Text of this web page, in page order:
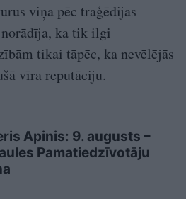
viņa pēc traģēdijas
ka tik ilgi
tikai tāpēc, ka nevēlējās
vīra reputāciju.
Apinis: 9. augusts –
Pamatiedzīvotāju